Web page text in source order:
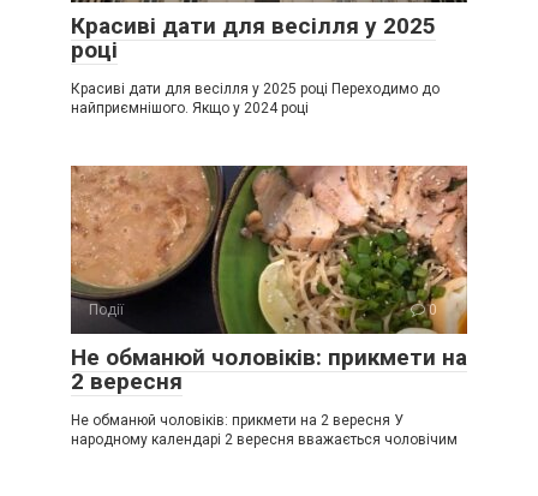
Красиві дати для весілля у 2025
році
Красиві дати для весілля у 2025 році Переходимо до
найприємнішого. Якщо у 2024 році
Події 0
Не обманюй чоловіків: прикмети на
2 вересня
Не обманюй чоловіків: прикмети на 2 вересня У
народному календарі 2 вересня вважається чоловічим